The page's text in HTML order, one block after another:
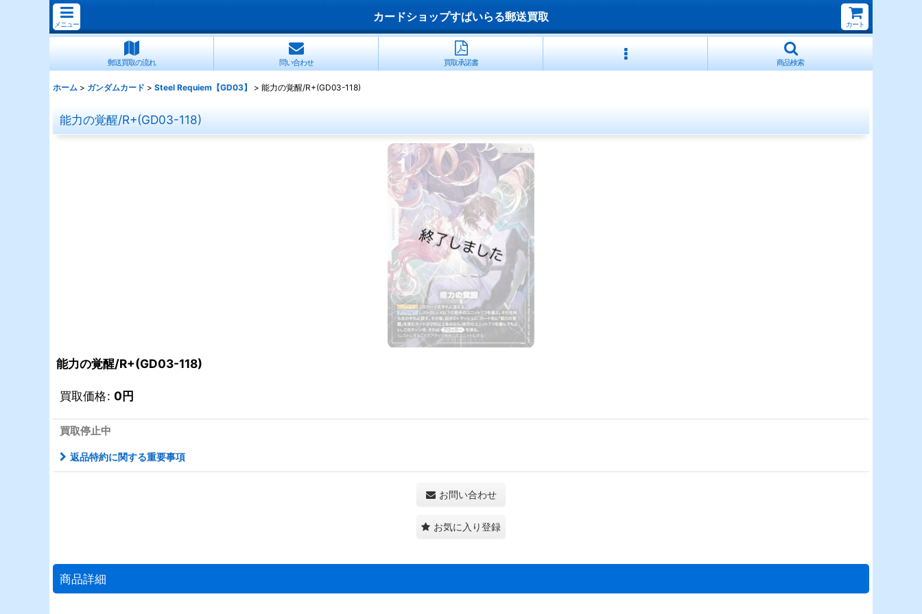
メニュー
カードショップすぱいらる郵送買取
カート
郵送買取の流れ 問い合わせ 買取承諾書 商品検索
ホーム > ガンダムカード > Steel Requiem【GD03】 > 能力の覚醒/R+(GD03-118)
能力の覚醒/R+(GD03-118)
能力の覚醒/R+(GD03-118)
買取価格: 0円
買取停止中
返品特約に関する重要事項
お問い合わせ
お気に入り登録
商品詳細